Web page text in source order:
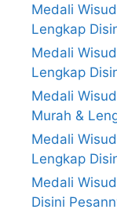
Medali
Lengkap
Medali
Lengkap
Medali
Murah &
Medali
Lengkap
Medali
Disini